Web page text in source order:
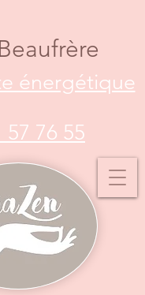
énergétique
57 76 55